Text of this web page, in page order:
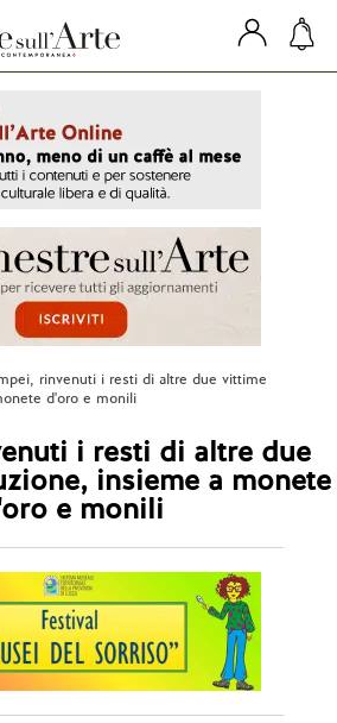
rinvenuti i resti di altre due vittime
d'oro e monili
i resti di altre due
insieme a monete
e monili